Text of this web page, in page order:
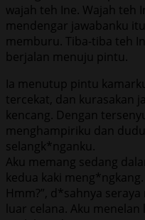
wajah teh Ine. Wajah teh
mendengar jawabanku
memburu. Tiba-tiba teh
berjalan menuju pintu.
Ia menutup pintu
tercekat, dan kurasakan
kencang. Dengan
menghampiriku dan
selangk*nganku.
Aku memang sedang
kedua kaki
Hmm?”, d*sahnya
luar celana. Aku